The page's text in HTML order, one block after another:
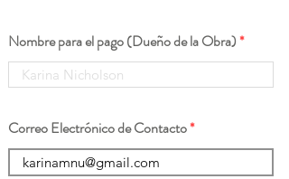
Nombre para el pago (Dueño de la Obra)
Correo Electrónico de Contacto